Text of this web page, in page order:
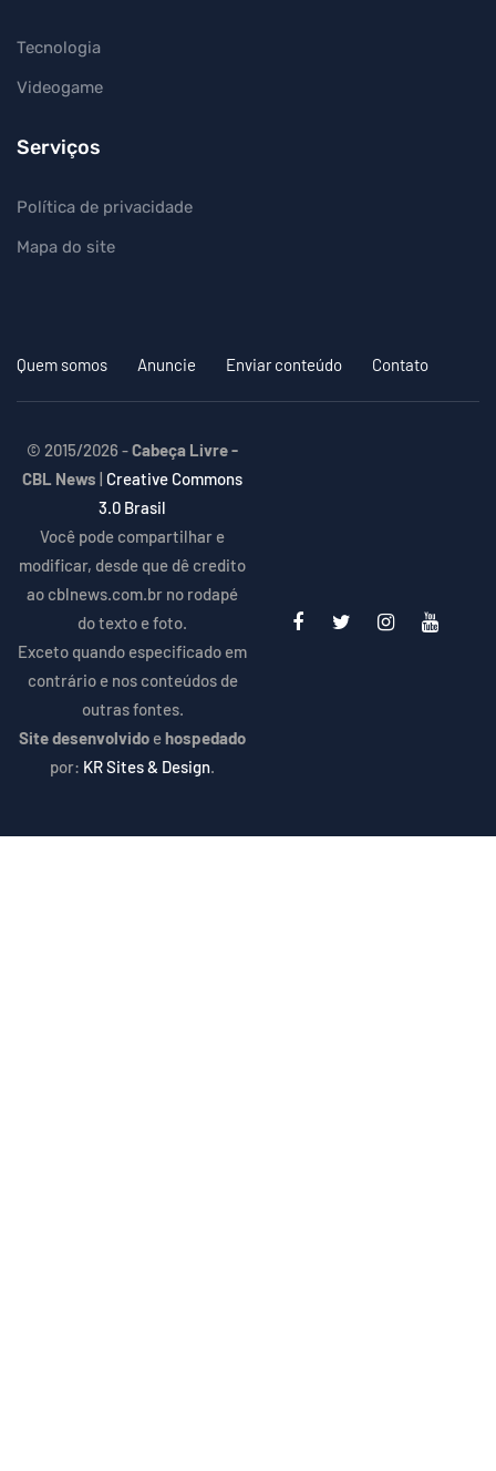
Tecnologia
Videogame
Serviços
Política de privacidade
Mapa do site
Quem somos Anuncie Enviar conteúdo Contato
© 2015/2026 -Cabeça Livre -
CBL News
Creative Commons
3.0 Brasil
Você pode compartilhar e
modificar, desde que dê credito
ao cblnews.com.br no rodapé
do texto e foto.
Exceto quando especificado em
contrário e nos conteúdos de
outras fontes.
Site desenvolvido ehospedado
por: KR Sites & Design.